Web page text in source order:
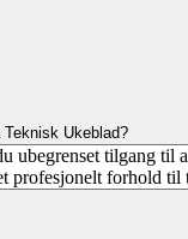
Teknisk Ukeblad?
ubegrenset tilgang
profesjonelt forhold